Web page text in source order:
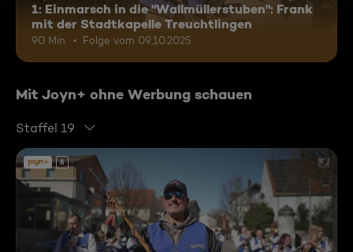
1: Einmarsch in die "Wallmüllerstuben": Frank
mit der Stadtkapelle Treuchtlingen
90 Min. Folge vom 09.10.2025
Mit Joyn+ ohne Werbung schauen
Staffel 19
6